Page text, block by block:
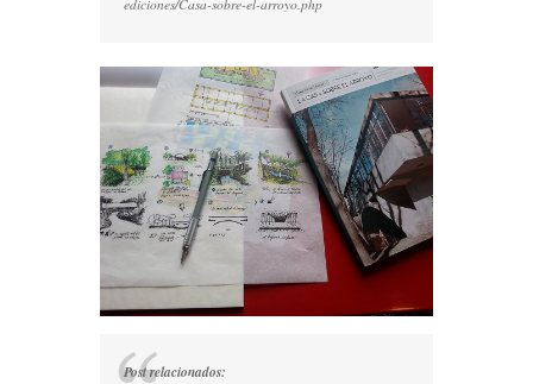
ediciones/Casa-sobre-el-arroyo.php
Post relacionados: